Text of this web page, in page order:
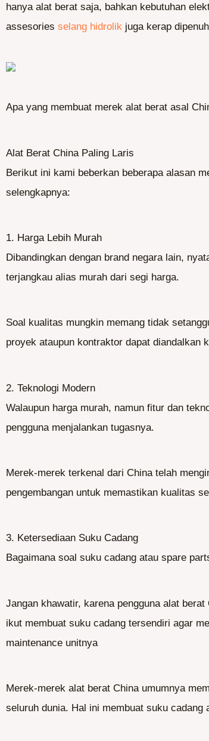
hanya alat berat saja, bahkan kebutuhan
assesories selang hidrolik juga kerap
Apa yang membuat merek alat berat asal
Alat Berat China Paling Laris
Berikut ini kami beberkan beberapa alasan
selengkapnya:
1. Harga Lebih Murah
Dibandingkan dengan brand negara lain,
terjangkau alias murah dari segi harga.
Soal kualitas mungkin memang tidak
proyek ataupun kontraktor dapat diandalkan
2. Teknologi Modern
Walaupun harga murah, namun fitur dan
pengguna menjalankan tugasnya.
Merek-merek terkenal dari China telah
pengembangan untuk memastikan kualitas
3. Ketersediaan Suku Cadang
Bagaimana soal suku cadang atau spare
Jangan khawatir, karena pengguna alat
ikut membuat suku cadang tersendiri agar
maintenance unitnya
Merek-merek alat berat China umumnya
seluruh dunia. Hal ini membuat suku cadang